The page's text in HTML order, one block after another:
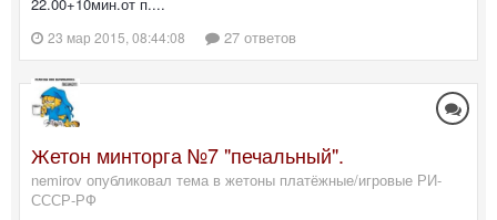
23 мар 2015, 08:44:08 27 ответов
Жетон минторга №7 "печальный".
nemirov опубликовал тема в жетоны платёжные/игровые РИ-
СССР-РФ